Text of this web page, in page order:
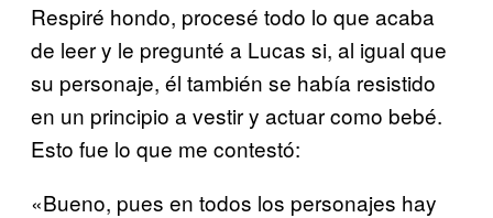
Respiré hondo, procesé todo lo que acaba
de leer y le pregunté a Lucas si, al igual que
su personaje, él también se había resistido
en un principio a vestir y actuar como bebé.
Esto fue lo que me contestó:
«Bueno, pues en todos los personajes hay